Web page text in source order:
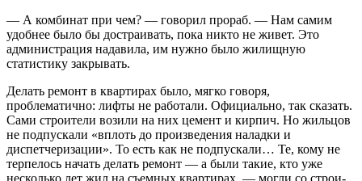
— А комбинат при чем? — говорил прораб. — Нам самим
удобнее было бы достраивать, пока никто не живет. Это
администрация надавила, им нужно было жилищную
статистику закрывать.
Делать ремонт в квартирах было, мягко говоря,
проблематично: лифты не работали. Официально, так сказать.
Сами строители возили на них цемент и кирпич. Но жильцов
не подпускали «вплоть до произведения наладки и
диспетчеризации». То есть как не подпускали… Те, кому не
терпелось начать делать ремонт — а были такие, кто уже
несколько лет жил на съемных квартирах, — могли со строи­